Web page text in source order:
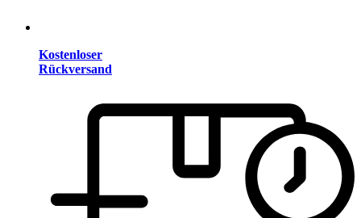
Kostenloser
Rückversand